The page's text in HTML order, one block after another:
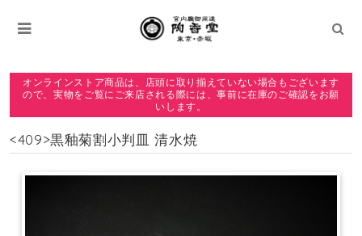
オンラインストア商品は、店頭に取り揃えていない場合もございます
ので、実物をご覧にご来店される際には、事前に在庫のご確認をお願
いします。
<409>黒釉菊割小判皿 清水焼